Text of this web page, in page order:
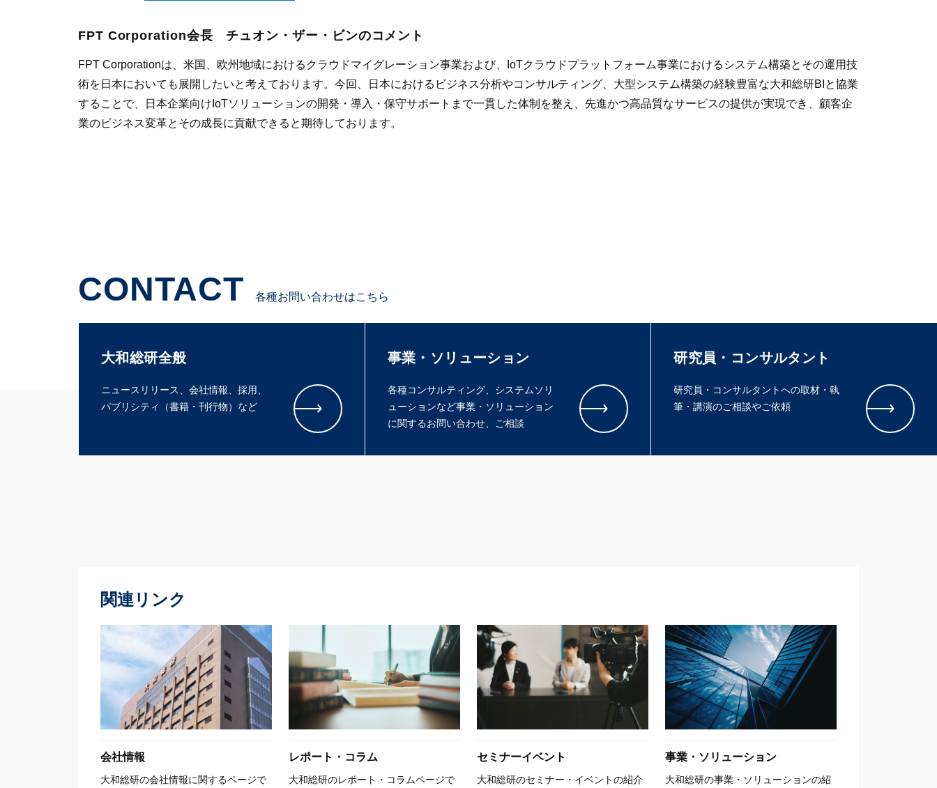
FPT Corporation会長 チュオン・ザー・ビンのコメント
FPT Corporationは、米国、欧州地域におけるクラウドマイグレーション事業および、IoTクラウドプラットフォーム事業におけるシステム構築とその運用技
術を日本においても展開したいと考えております。今回、日本におけるビジネス分析やコンサルティング、大型システム構築の経験豊富な大和総研BIと協業
することで、日本企業向けIoTソリューションの開発・導入・保守サポートまで一貫した体制を整え、先進かつ高品質なサービスの提供が実現でき、顧客企
業のビジネス変革とその成長に貢献できると期待しております。
CONTACT 各種お問い合わせはこちら
大和総研全般
ニュースリリース、会社情報、採用、
パブリシティ（書籍・刊行物）など
事業・ソリューション
各種コンサルティング、システムソリ
ューションなど事業・ソリューション
に関するお問い合わせ、ご相談
研究員・コンサルタント
研究員・コンサルタントへの取材・執
筆・講演のご相談やご依頼
関連リンク
会社情報
大和総研の会社情報に関するページで
レポート・コラム
大和総研のレポート・コラムページで
セミナーイベント
大和総研のセミナー・イベントの紹介
事業・ソリューション
大和総研の事業・ソリューションの紹